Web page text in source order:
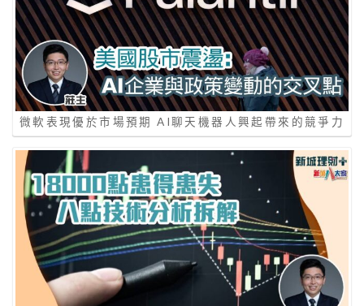
微軟表現優於市場預期 AI聊天機器人興起帶來的競爭力